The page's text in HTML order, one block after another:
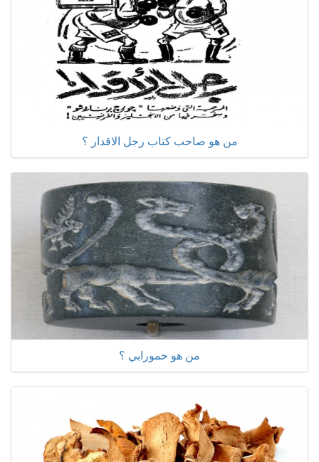
من هو صاحب كتاب رجل الاقدار ؟
من هو حمورابي ؟